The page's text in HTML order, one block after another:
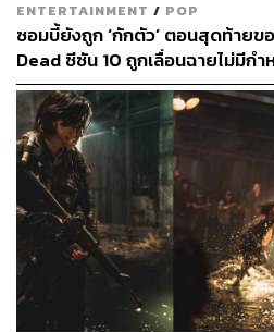
ABOUT
ณัฐนันท์ เฉ
Senior
STANDARD
ENTERTAINMENT / POP
ซอมบี้ยังถูก ‘กักตัว’ ตอนสุดท้ายข
Dead ซีซัน 10 ถูกเลื่อนฉายไม่มีก
วิด-19